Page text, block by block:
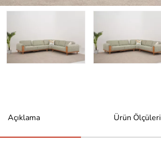
Açıklama Ürün Ölçüleri